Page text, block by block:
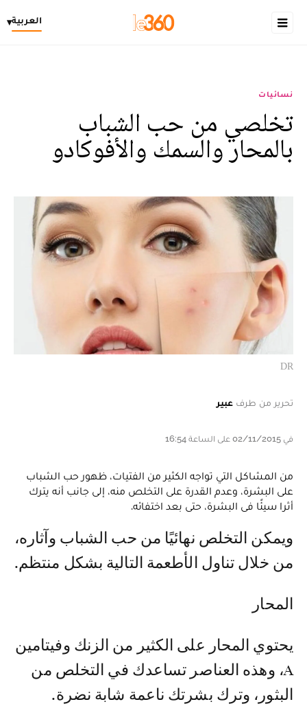
العربية▾
نسائيات
تخلصي من حب الشباب
بالمحار والسمك والأفوكادو
DR
تحرير من طرف عبير
في 02/11/2015 على الساعة 16:54
من المشاكل التي تواجه الكثير من الفتيات، ظهور حب الشباب
على البشرة، وعدم القدرة على التخلص منه، إلى جانب أنه يترك
أثرا سيئًا فى البشرة، حتى بعد اختفائه.
ويمكن التخلص نهائيًا من حب الشباب وآثاره،
من خلال تناول الأطعمة التالية بشكل منتظم.
المحار
يحتوي المحار على الكثير من الزنك وفيتامين
A، وهذه العناصر تساعدك في التخلص من
البثور، وترك بشرتك ناعمة شابة نضرة.